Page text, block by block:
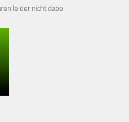
leider nicht dabei